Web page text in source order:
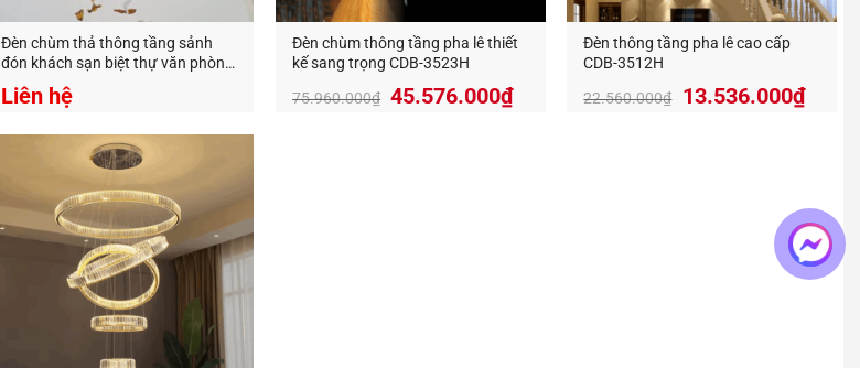
Đèn chùm thả thông tầng sảnh
đón khách sạn biệt thự văn phòng
hình lông vũ TTA -03
Liên hệ
Đèn chùm thông tầng pha lê thiết
kế sang trọng CDB-3523H
75.960.000₫ Giá
45.576.000₫Giá
Đèn thông tầng pha lê cao cấp
CDB-3512H
22.560.000₫ 13.536.000₫